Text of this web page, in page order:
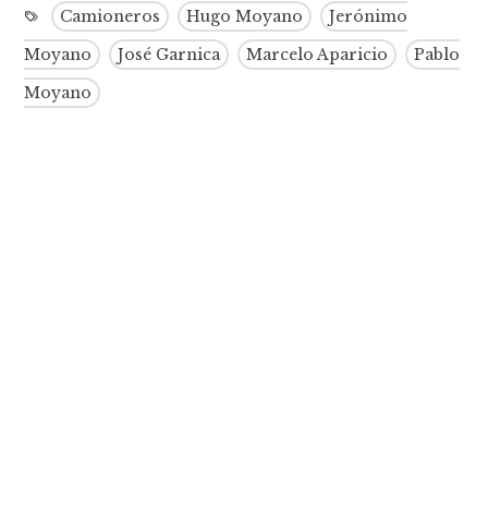
Camioneros Hugo Moyano
Jerónimo
Moyano
José Garnica Marcelo Aparicio
Pablo
Moyano